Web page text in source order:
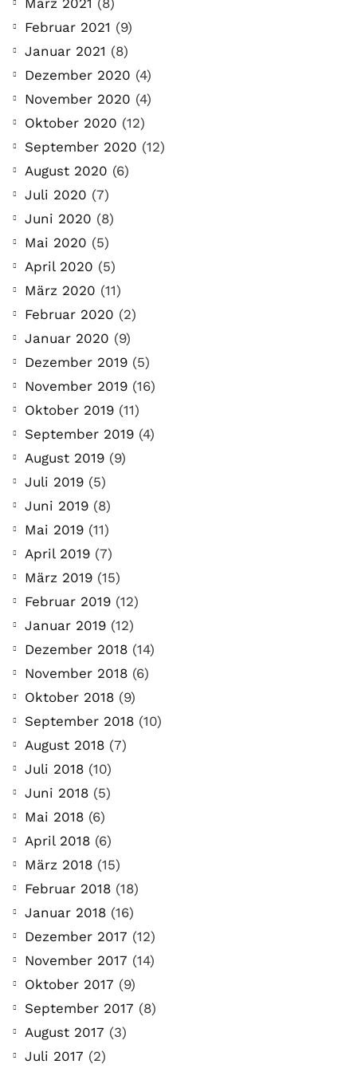
März 2021 (8)
Februar 2021 (9)
Januar 2021 (8)
Dezember 2020 (4)
November 2020 (4)
Oktober 2020 (12)
September 2020 (12)
August 2020 (6)
Juli 2020 (7)
Juni 2020 (8)
Mai 2020 (5)
April 2020 (5)
März 2020 (11)
Februar 2020 (2)
Januar 2020 (9)
Dezember 2019 (5)
November 2019 (16)
Oktober 2019 (11)
September 2019 (4)
August 2019 (9)
Juli 2019 (5)
Juni 2019 (8)
Mai 2019 (11)
April 2019 (7)
März 2019 (15)
Februar 2019 (12)
Januar 2019 (12)
Dezember 2018 (14)
November 2018 (6)
Oktober 2018 (9)
September 2018 (10)
August 2018 (7)
Juli 2018 (10)
Juni 2018 (5)
Mai 2018 (6)
April 2018 (6)
März 2018 (15)
Februar 2018 (18)
Januar 2018 (16)
Dezember 2017 (12)
November 2017 (14)
Oktober 2017 (9)
September 2017 (8)
August 2017 (3)
Juli 2017 (2)